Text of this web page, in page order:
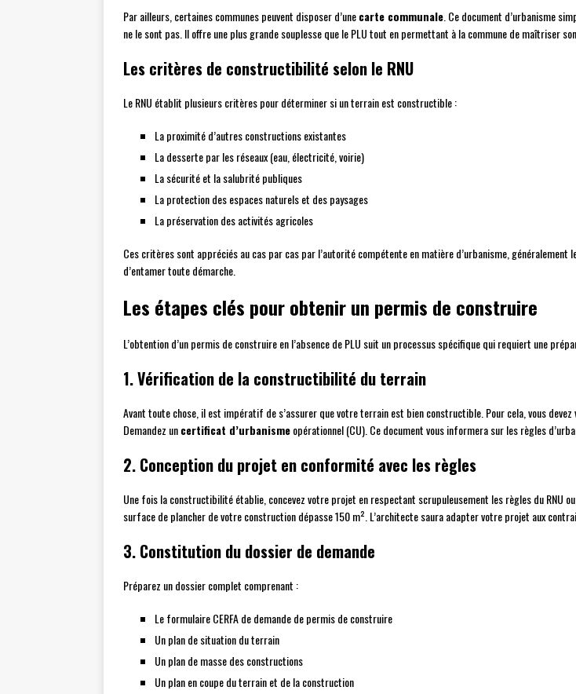
Par ailleurs, certaines communes peuvent disposer d’unecarte communale . Ce document d’urbanisme
ne le sont pas. Il offre une plus grande souplesse que le PLU tout en permettant à la commune de maîtriser
Les critères de constructibilité selon le RNU
Le RNU établit plusieurs critères pour déterminer si un terrain est constructible :
La proximité d’autres constructions existantes
La desserte par les réseaux (eau, électricité, voirie)
La sécurité et la salubrité publiques
La protection des espaces naturels et des paysages
La préservation des activités agricoles
Ces critères sont appréciés au cas par cas par l’autorité compétente en matière d’urbanisme,
d’entamer toute démarche.
Les étapes clés pour obtenir un permis de construire
L’obtention d’un permis de construire en l’absence de PLU suit un processus spécifique qui requiert une
1. Vérification de la constructibilité du terrain
Avant toute chose, il est impératif de s’assurer que votre terrain est bien constructible. Pour cela, vous devez
Demandez uncertificat d’urbanismeopérationnel (CU). Ce document vous informera sur les règles
2. Conception du projet en conformité avec les règles
Une fois la constructibilité établie, concevez votre projet en respectant scrupuleusement les règles du RNU
surface de plancher de votre construction dépasse 150 m². L’architecte saura adapter votre projet aux
3. Constitution du dossier de demande
Préparez un dossier complet comprenant :
Le formulaire CERFA de demande de permis de construire
Un plan de situation du terrain
Un plan de masse des constructions
Un plan en coupe du terrain et de la construction